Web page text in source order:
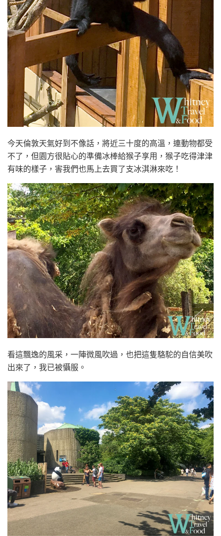
今天倫敦天氣好到不像話，將近三十度的高溫，連動物都受
不了，但園方很貼心的準備冰棒給猴子享用，猴子吃得津津
有味的樣子，害我們也馬上去買了支冰淇淋來吃！
看這飄逸的風采，一陣微風吹過，也把這隻駱駝的自信美吹
出來了，我已被懾服。